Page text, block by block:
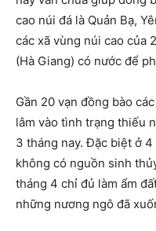
cao núi đá là Quản Bạ,
các xã vùng núi cao của
(Hà Giang) có nước để
Gần 20 vạn đồng bào
lâm vào tình trạng thiếu
3 tháng nay. Đặc biệt ở
không có nguồn sinh
tháng 4 chỉ đủ làm ẩm
những nương ngô đã